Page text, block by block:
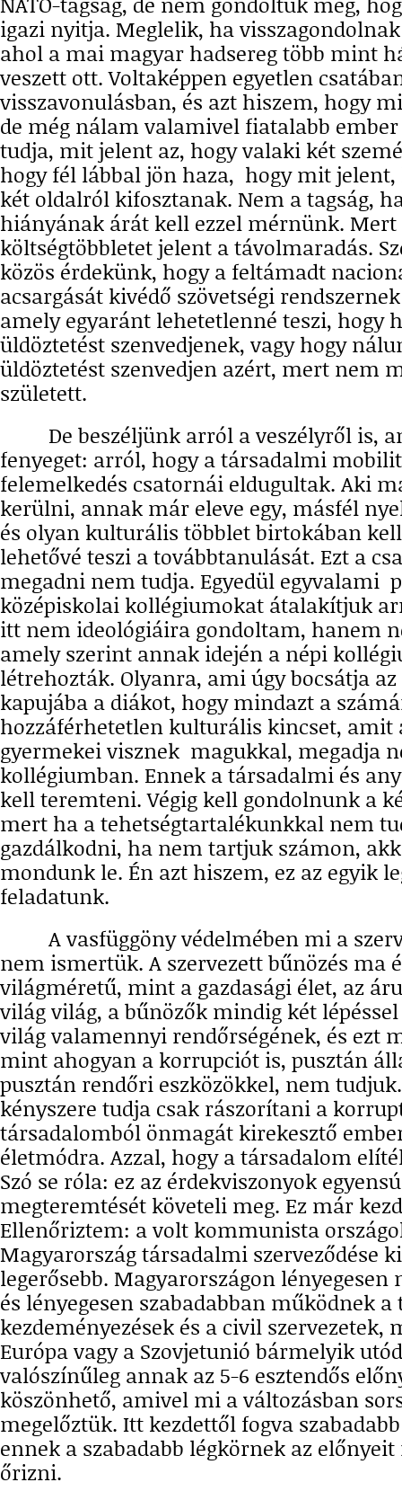
igazi nyitja. Meglelik, ha
ahol a mai magyar hadsereg több mint
veszett ott. Voltaképpen egyetlen
visszavonulásban, és azt hiszem, hogy
de még nálam valamivel fiatalabb
tudja, mit jelent az, hogy valaki két
hogy fél lábbal jön haza, hogy mit jelent,
két oldalról kifosztanak. Nem a tagság,
hiányának árát kell ezzel mérnünk. Mert
költségtöbbletet jelent a távolmaradás.
közös érdekünk, hogy a feltámadt
acsargását kivédő szövetségi
amely egyaránt lehetetlenné teszi, hogy
üldöztetést szenvedjenek, vagy hogy
üldöztetést szenvedjen azért, mert nem
született.
De beszéljünk arról a veszélyről is,
fenyeget: arról, hogy a társadalmi
felemelkedés csatornái eldugultak. Aki
kerülni, annak már eleve egy, másfél
és olyan kulturális többlet birtokában
lehetővé teszi a továbbtanulását. Ezt a
megadni nem tudja. Egyedül egyvalami
középiskolai kollégiumokat átalakítjuk
itt nem ideológiáira gondoltam, hanem
amely szerint annak idején a népi
létrehozták. Olyanra, ami úgy bocsátja
kapujába a diákot, hogy mindazt a
hozzáférhetetlen kulturális kincset, amit
gyermekei visznek magukkal, megadja
kollégiumban. Ennek a társadalmi és
kell teremteni. Végig kell gondolnunk a
mert ha a tehetségtartalékunkkal nem
gazdálkodni, ha nem tartjuk számon,
mondunk le. Én azt hiszem, ez az egyik
feladatunk.
A vasfüggöny védelmében mi a
nem ismertük. A szervezett bűnözés ma
világméretű, mint a gazdasági élet, az
világ világ, a bűnözők mindig két
világ valamennyi rendőrségének, és ezt
mint ahogyan a korrupciót is, pusztán
pusztán rendőri eszközökkel, nem
kényszere tudja csak rászorítani a
társadalomból önmagát kirekesztő
életmódra. Azzal, hogy a társadalom
Szó se róla: ez az érdekviszonyok
megteremtését követeli meg. Ez már
Ellenőriztem: a volt kommunista
Magyarország társadalmi szerveződése
legerősebb. Magyarországon lényegesen
és lényegesen szabadabban működnek
kezdeményezések és a civil szervezetek,
Európa vagy a Szovjetunió bármelyik
valószínűleg annak az 5-6 esztendős
köszönhető, amivel mi a változásban
megelőztük. Itt kezdettől fogva
ennek a szabadabb légkörnek az
őrizni.